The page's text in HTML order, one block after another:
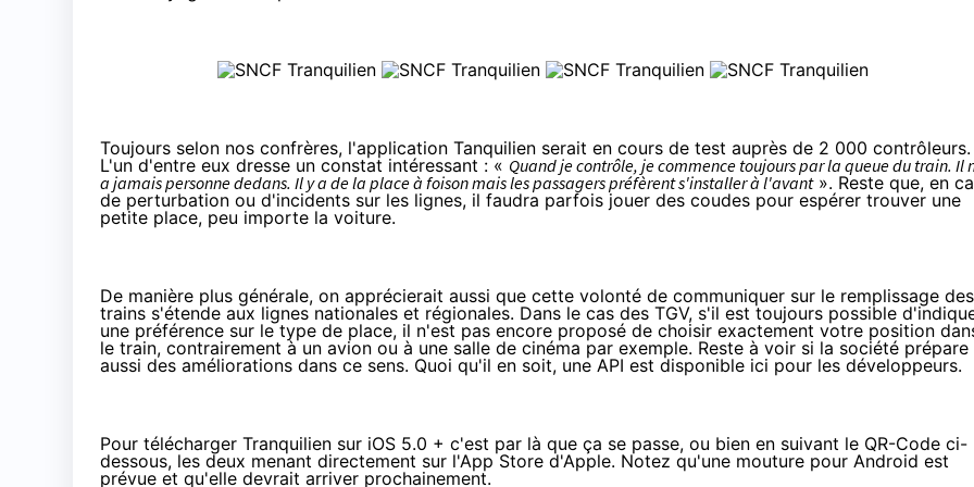
Toujours selon nos confrères, l'application Tanquilien serait en cours de test auprès de 2 000 contrôleurs.
L'un d'entre eux dresse un constat intéressant : « Quand je contrôle, je commence toujours par la queue du train. Il
a jamais personne dedans. Il y a de la place à foison mais les passagers préfèrent s'installer à l'avant». Reste que, en
de perturbation ou d'incidents sur les lignes, il faudra parfois jouer des coudes pour espérer trouver une
petite place, peu importe la voiture.
De manière plus générale, on apprécierait aussi que cette volonté de communiquer sur le remplissage des
trains s'étende aux lignes nationales et régionales. Dans le cas des TGV, s'il est toujours possible
une préférence sur le type de place, il n'est pas encore proposé de choisir exactement votre position
le train, contrairement à un avion ou à une salle de cinéma par exemple. Reste à voir si la société prépare
aussi des améliorations dans ce sens. Quoi qu'il en soit, une API est disponible ici pour les développeurs.
Pour télécharger Tranquilien sur iOS 5.0 + c'est par là que ça se passe, ou bien en suivant le QR-Code ci-
dessous, les deux menant directement sur l'App Store d'Apple. Notez qu'une mouture pour Android est
prévue et qu'elle devrait arriver prochainement.